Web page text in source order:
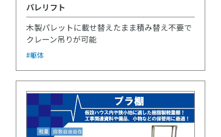
パレリフト
木製パレットに載せ替えたまま積み替え不要で
クレーン吊りが可能
#躯体